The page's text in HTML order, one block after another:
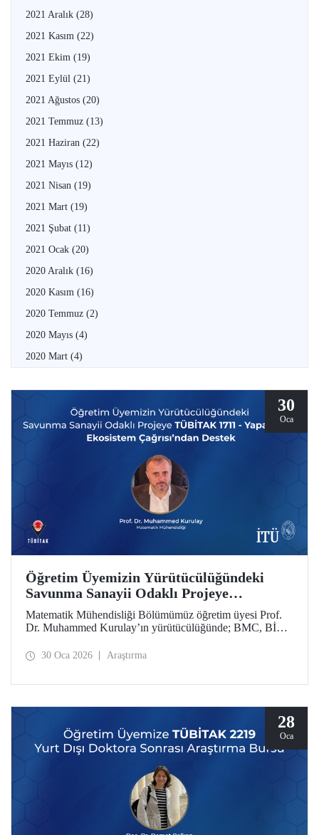
2021 Aralık (28)
2021 Kasım (22)
2021 Ekim (19)
2021 Eylül (21)
2021 Ağustos (20)
2021 Temmuz (13)
2021 Haziran (22)
2021 Mayıs (12)
2021 Nisan (19)
2021 Mart (19)
2021 Şubat (11)
2021 Ocak (20)
2020 Aralık (16)
2020 Kasım (16)
2020 Temmuz (2)
2020 Mayıs (4)
2020 Mart (4)
30
Oca
Öğretim Üyemizin Yürütücülüğündeki
Savunma Sanayii Odaklı Projeye
TÜBİTAK 1711 - Yapay Zekâ Ekosistem
Çağrısı’ndan Destek
Matematik Mühendisliği Bölümümüz öğretim üyesi Prof.
Dr. Muhammed Kurulay’ın yürütücülüğünde; BMC, BİAS
tarafından hazırlanan proje, TÜBİTAK 1711 - Yapay Zekâ
30 Oca 2026 Araştırma
28
Oca